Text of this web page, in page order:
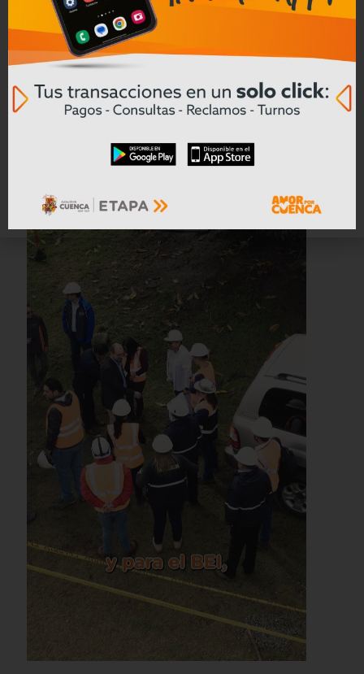
ETAPA EP impulsa obras con
financiamiento internacional que
calidad de vida en Cuenca.